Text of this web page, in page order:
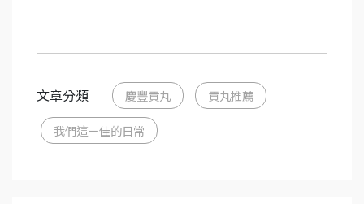
文章分類 慶豐貢丸 貢丸推薦
我們這ㄧ佳的日常